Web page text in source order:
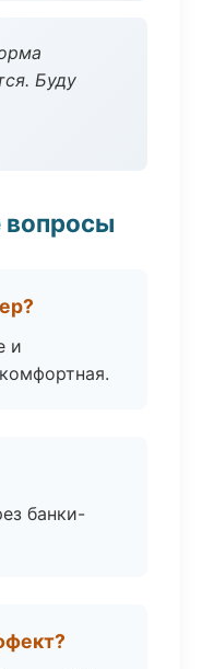
Буду
вопросы
и
банки-